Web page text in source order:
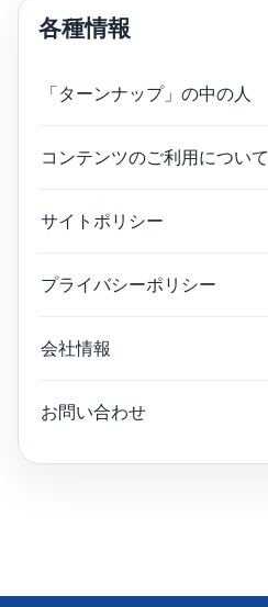
各種情報
「ターンナップ」の中の人
コンテンツのご利用について
サイトポリシー
プライバシーポリシー
会社情報
お問い合わせ